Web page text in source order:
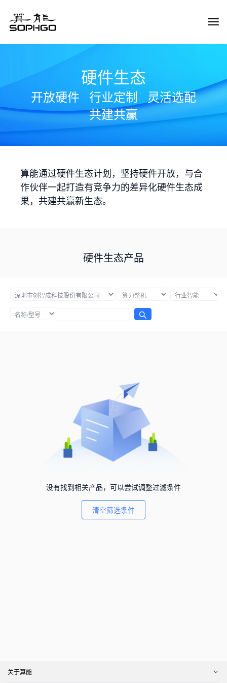
硬件生态
开放硬件 行业定制
灵活选配
共建共赢
算能通过硬件生态计划，坚持硬件开放，与合
作伙伴一起打造有竞争力的差异化硬件生态成
果，共建共赢新生态。
硬件生态产品
没有找到相关产品，可以尝试调整过滤条件
清空筛选条件
关于算能